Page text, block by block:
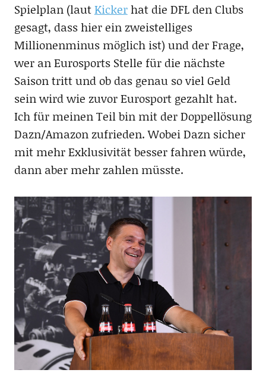
Spielplan (lautKickerhat die DFL den Clubs
gesagt, dass hier ein zweistelliges
Millionenminus möglich ist) und der Frage,
wer an Eurosports Stelle für die nächste
Saison tritt und ob das genau so viel Geld
sein wird wie zuvor Eurosport gezahlt hat.
Ich für meinen Teil bin mit der Doppellösung
Dazn/Amazon zufrieden. Wobei Dazn sicher
mit mehr Exklusivität besser fahren würde,
dann aber mehr zahlen müsste.